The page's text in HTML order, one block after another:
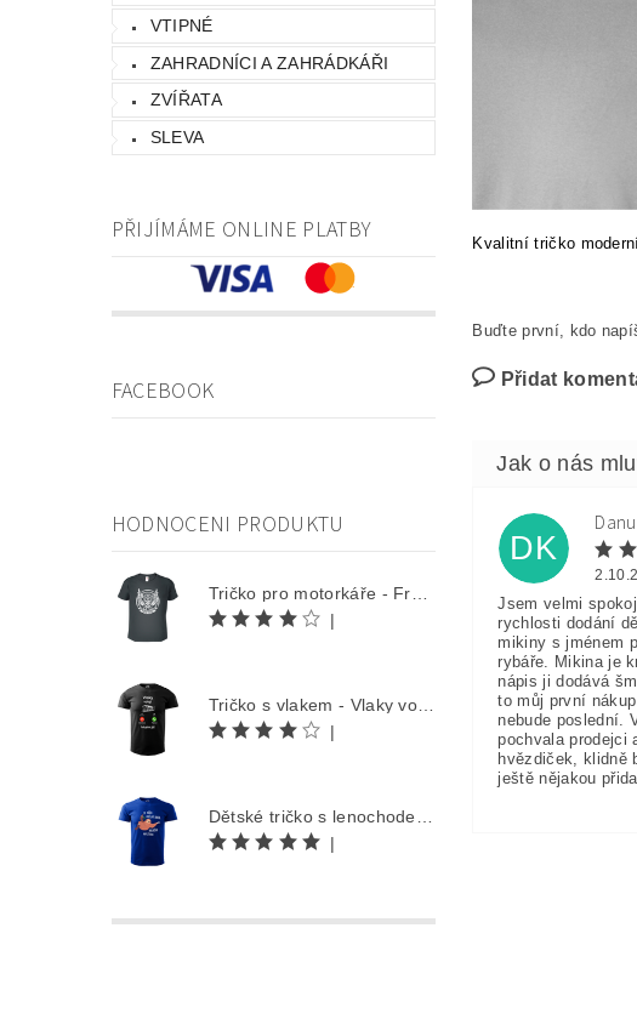
VTIPNÉ
ZAHRADNÍCI A ZAHRÁDKÁŘI
ZVÍŘATA
SLEVA
PŘIJÍMÁME ONLINE PLATBY
FACEBOOK
HODNOCENI PRODUKTU
|
|
|
Kvalitní tričko
Buďte první, kdo
Přidat
DK
Jsem velmi
rychlosti dodání
mikiny s jménem
rybáře. Mikina je
nápis ji dodává
to můj první
nebude poslední.
pochvala prodejci
hvězdiček, klidně
ještě nějakou